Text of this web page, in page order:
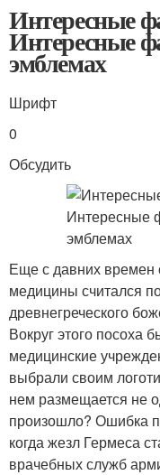
Интересные
Интересные
эмблемах
Шрифт
0
Обсудить
Еще с давних времен
медицины считался
древнегреческого
Вокруг этого посоха
медицинские
выбрали своим
нем размещается не
произошло? Ошибка
когда жезл Гермеса
врачебных служб